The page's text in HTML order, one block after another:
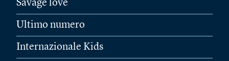
Savage love
Ultimo numero
Internazionale Kids